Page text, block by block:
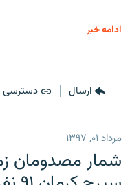
ادامه خبر
ارسال دسترسی
مرداد ۰۱, ۱۳۹۷
شمار مصدومان